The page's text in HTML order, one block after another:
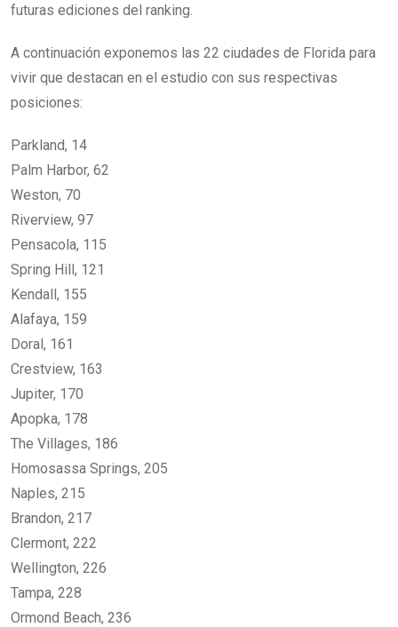
futuras ediciones del ranking.
A continuación exponemos las 22 ciudades de Florida para
vivir que destacan en el estudio con sus respectivas
posiciones:
Parkland, 14
Palm Harbor, 62
Weston, 70
Riverview, 97
Pensacola, 115
Spring Hill, 121
Kendall, 155
Alafaya, 159
Doral, 161
Crestview, 163
Jupiter, 170
Apopka, 178
The Villages, 186
Homosassa Springs, 205
Naples, 215
Brandon, 217
Clermont, 222
Wellington, 226
Tampa, 228
Ormond Beach, 236